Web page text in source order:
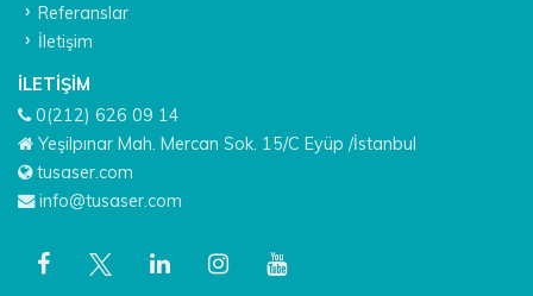
Referanslar
İletişim
İLETIŞIM
0(212) 626 09 14
Yeşilpınar Mah. Mercan Sok. 15/C Eyüp /İstanbul
tusaser.com
info@tusaser.com